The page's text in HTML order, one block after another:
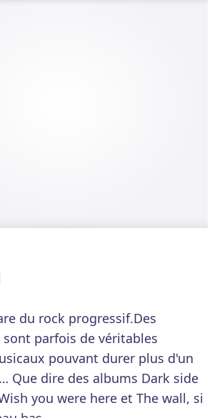
du rock progressif.Des
parfois de véritables
pouvant durer plus d'un
Que dire des albums Dark side
you were here et The wall, si